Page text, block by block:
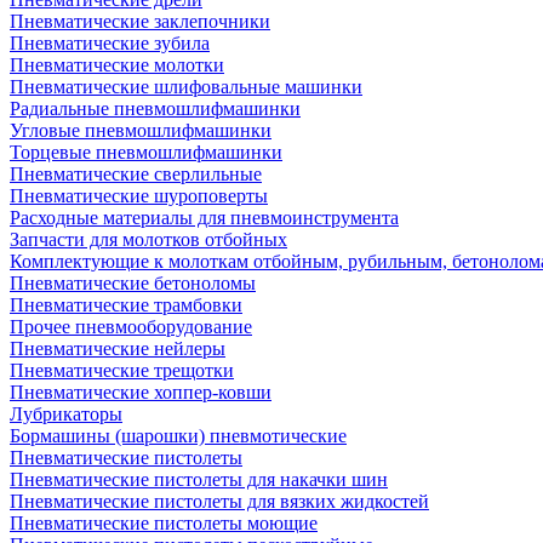
Пневматические заклепочники
Пневматические зубила
Пневматические молотки
Пневматические шлифовальные машинки
Радиальные пневмошлифмашинки
Угловые пневмошлифмашинки
Торцевые пневмошлифмашинки
Пневматические сверлильные
Пневматические шуроповерты
Расходные материалы для пневмоинструмента
Запчасти для молотков отбойных
Комплектующие к молоткам отбойным, рубильным,
Пневматические бетоноломы
Пневматические трамбовки
Прочее пневмооборудование
Пневматические нейлеры
Пневматические трещотки
Пневматические хоппер-ковши
Лубрикаторы
Бормашины (шарошки) пневмотические
Пневматические пистолеты
Пневматические пистолеты для накачки шин
Пневматические пистолеты для вязких жидкостей
Пневматические пистолеты моющие